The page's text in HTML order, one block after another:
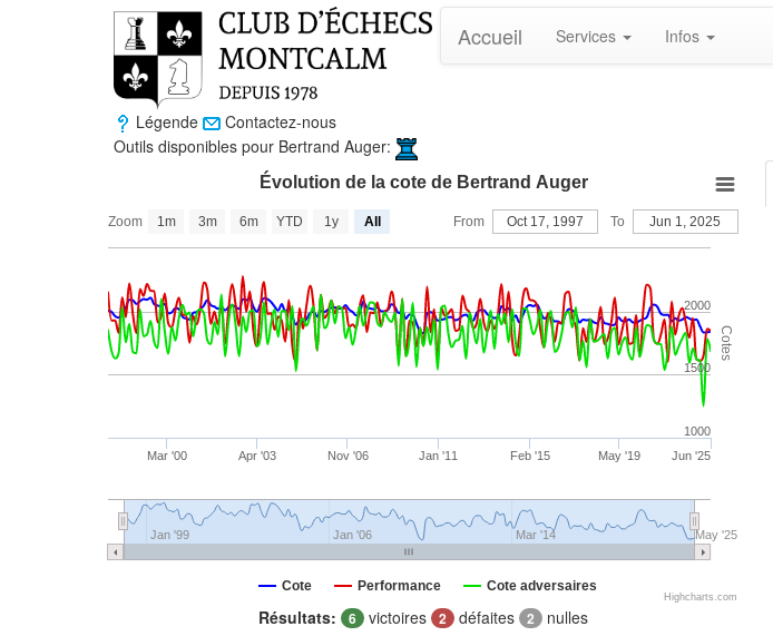
Accueil Services Infos
Légende Contactez-nous
Outils disponibles pour Bertrand Auger:
Zoom From Oct 17, 1997 To Jun 1, 2025
Cotes
Évolution de la cote de Bertrand Auger
Cote Performance Cote adversaires
Jun '25
Mar '00 Apr '03 Nov '06 Jan '11 Feb '15 May '19
May '25
Jan '99 Jan '06 Mar '14
2000
1000
1500
1m 3m 6m YTD 1y All
Highcharts.com
Résultats: 6 victoires 2 défaites 2 nulles